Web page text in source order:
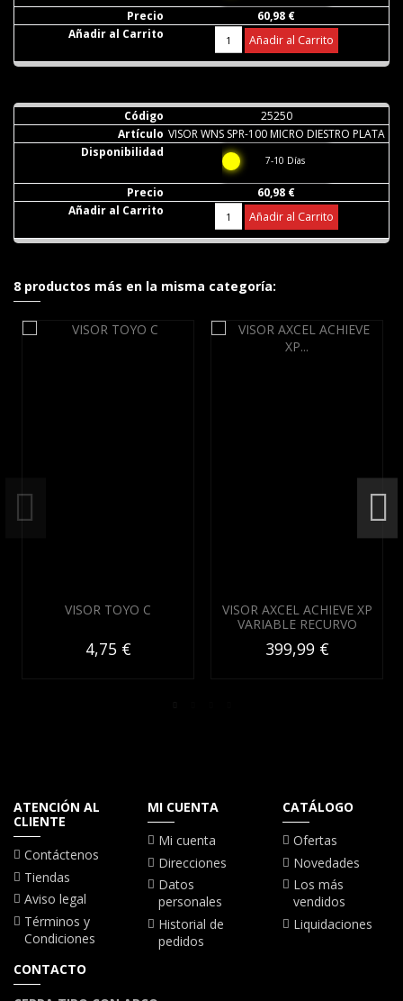
60,98 €
Añadir al Carrito
25250
VISOR WNS SPR-100 MICRO DIESTRO PLATA
7-10 Días
60,98 €
Añadir al Carrito
8 productos más en la misma categoría:
VISOR TOYO C
4,75 €
VISOR AXCEL ACHIEVE XP
VARIABLE RECURVO
399,99 €
ATENCIÓN AL
CLIENTE
Contáctenos
Tiendas
Aviso legal
Términos y
Condiciones
MI CUENTA
Mi cuenta
Direcciones
Datos
personales
Historial de
pedidos
CATÁLOGO
Ofertas
Novedades
Los más
vendidos
Liquidaciones
CONTACTO